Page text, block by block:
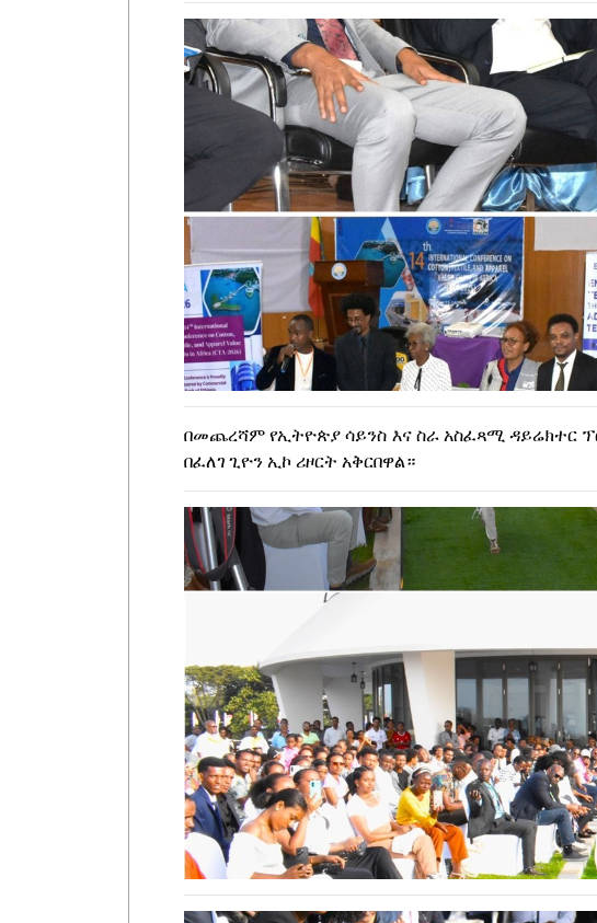
በመጨረሻም የኢትዮጵያ ሳይንስ እና ስራ አስፈጻሚ ዳይሬክተር
በፈለገ ጊዮን ኢኮ ሪዞርት አቅርበዋል።